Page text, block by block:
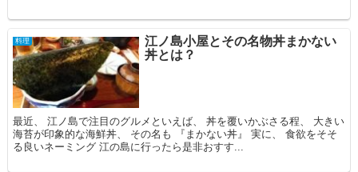
料理
江ノ島小屋とその名物丼まかない
丼とは？
最近、 江ノ島で注目のグルメといえば、 丼を覆いかぶさる程、 大きい
海苔が印象的な海鮮丼、 その名も 『まかない丼』 実に、 食欲をそそ
る良いネーミング 江の島に行ったら是非おすす...